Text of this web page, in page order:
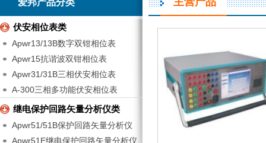
爱邦产品分类
伏安相位表类
Apwr13/13B数字双钳相位表
Apwr15抗谐波双钳相位表
Apwr31/31B三相伏安相位表
A-300三相多功能伏安相位表
继电保护回路矢量分析仪类
Apwr51/51B保护回路矢量分析仪
Apwr51E继电保护回路矢量分析仪